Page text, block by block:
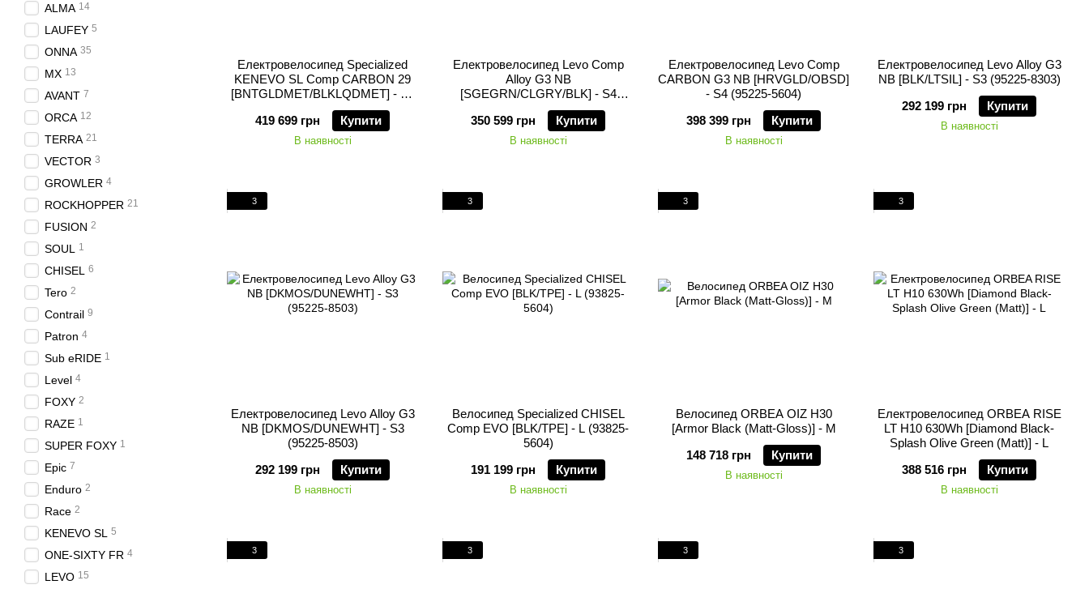
Електровелосипед Specialized
KENEVO SL Comp CARBON 29
[BNTGLDMET/BLKLQDMET] - S3
(98025-5003)
419 699 грн
Купити
В наявності
Електровелосипед Levo Comp
Alloy G3 NB
[SGEGRN/CLGRY/BLK] - S4
(95225-6404)
350 599 грн
Купити
В наявності
Електровелосипед Levo Comp
CARBON G3 NB [HRVGLD/OBSD]
- S4 (95225-5604)
398 399 грн
Купити
В наявності
Електровелосипед Levo Alloy G3
NB [BLK/LTSIL] - S3 (95225-8303)
292 199 грн
Купити
В наявності
3
Електровелосипед Levo Alloy G3
NB [DKMOS/DUNEWHT] - S3
(95225-8503)
292 199 грн
Купити
В наявності
3
Велосипед Specialized CHISEL
Comp EVO [BLK/TPE] - L (93825-
5604)
191 199 грн
Купити
В наявності
3
Велосипед ORBEA OIZ H30
[Armor Black (Matt-Gloss)] - M
148 718 грн
Купити
В наявності
3
Електровелосипед ORBEA RISE
LT H10 630Wh [Diamond Black-
Splash Olive Green (Matt)] - L
388 516 грн
Купити
В наявності
3 3 3 3
ALMA 14
LAUFEY 5
ONNA 35
MX 13
AVANT 7
ORCA 12
TERRA 21
VECTOR 3
GROWLER 4
ROCKHOPPER 21
FUSION 2
SOUL 1
CHISEL 6
Tero 2
Contrail 9
Patron 4
Sub eRIDE 1
Level 4
FOXY 2
RAZE 1
SUPER FOXY 1
Epic 7
Enduro 2
Race 2
KENEVO SL 5
ONE-SIXTY FR 4
LEVO 15